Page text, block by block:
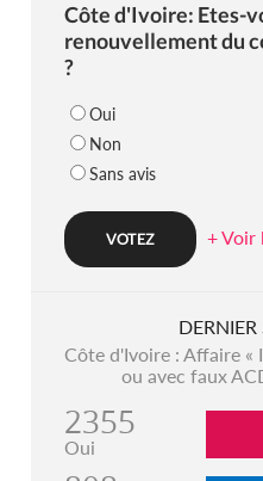
Côte d'Ivoire: Etes-
renouvellement du
?
Oui
Non
Sans avis
+ Voir
Côte d'Ivoire : Affaire «
ou avec faux
2355
Oui